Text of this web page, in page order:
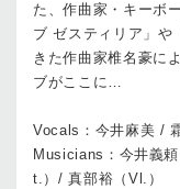
た、作曲家・キーボ
ブ ゼスティリア」や
きた作曲家椎名豪に
ブがここに…
Vocals：今井⿇美 /
Musicians：今井義
t.）/ 真部裕（Vl.）